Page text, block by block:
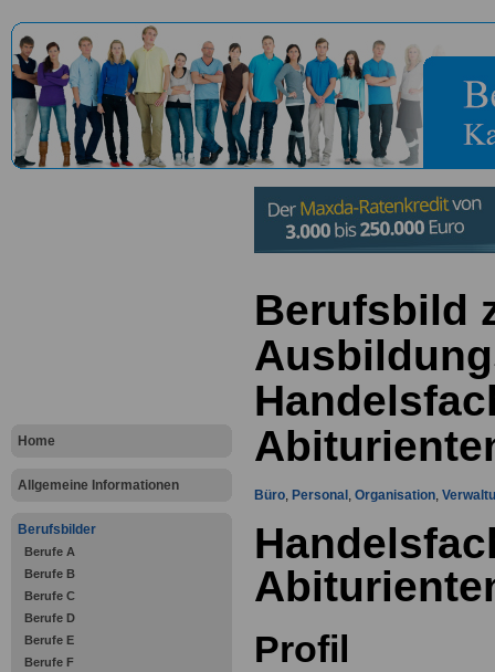
Home
Allgemeine Informationen
Berufsbilder
Berufe A
Berufe B
Berufe C
Berufe D
Berufe E
Berufe F
Berufsbild
Büro, Personal , Organisation,
Profil